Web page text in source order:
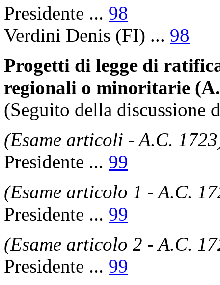
Presidente ... 98
Verdini Denis (FI) ... 98
Progetti di legge di
regionali o minoritarie
(Seguito della discussione
(Esame articoli - A.C.
Presidente ... 99
(Esame articolo 1 - A.C.
Presidente ... 99
(Esame articolo 2 - A.C.
Presidente ... 99